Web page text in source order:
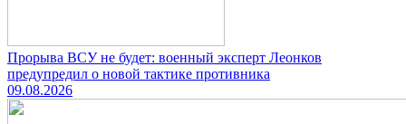
Прорыва ВСУ не будет: военный эксперт Леонков
предупредил о новой тактике противника
09.08.2026